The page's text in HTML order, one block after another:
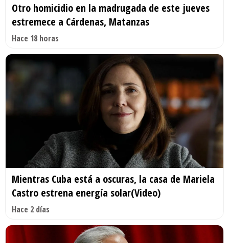
Otro homicidio en la madrugada de este jueves
estremece a Cárdenas, Matanzas
Hace 18 horas
Mientras Cuba está a oscuras, la casa de Mariela
Castro estrena energía solar(Video)
Hace 2 días